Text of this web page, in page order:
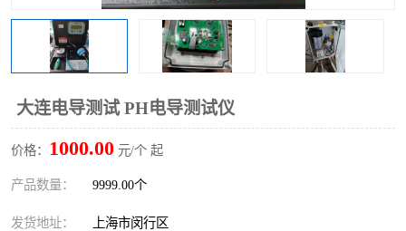
大连电导测试 PH电导测试仪
价格： 1000.00 元/个 起
产品数量： 9999.00个
发货地址： 上海市闵行区